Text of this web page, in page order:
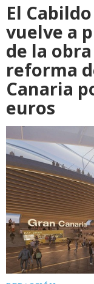
El
vuelve a
de la
reforma
Canaria
euros